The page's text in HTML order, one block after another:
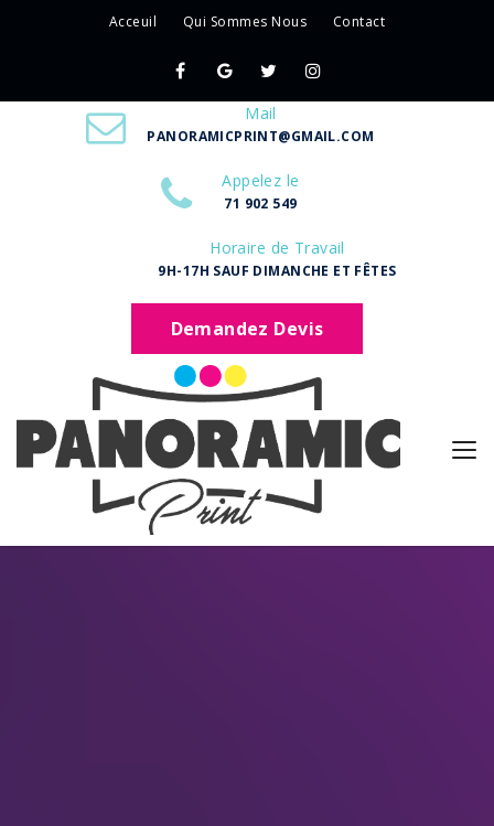
Acceuil Qui Sommes Nous Contact
Mail
PANORAMICPRINT@GMAIL.COM
Appelez le
71 902 549
Horaire de Travail
9H-17H SAUF DIMANCHE ET FÊTES
Demandez Devis